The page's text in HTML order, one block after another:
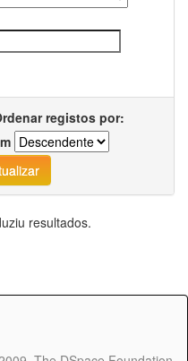
registos por:
resultados.